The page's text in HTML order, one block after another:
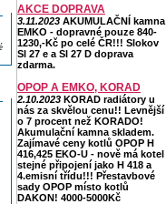
AKCE DOPRAVA
3.11.2023 AKUMULAČNÍ kamna
EMKO - dopravné pouze 840-
1230,-Kč po celé ČR!!! Slokov
Sl 27 e a Sl 27 D doprava
zdarma.
OPOP A EMKO, KORAD
2.10.2023 KORAD radiátory u
nás za skvělou cenu!! Levnější
o 7 procent než KORADO!
Akumulační kamna skladem.
Zajímavé ceny kotlů OPOP H
416,425 EKO-U - nově má kotel
stejné připojení jako H 418 a
4.emisní třídu!!! Přestavbové
sady OPOP místo kotlů
DAKON! 4000-5000Kč